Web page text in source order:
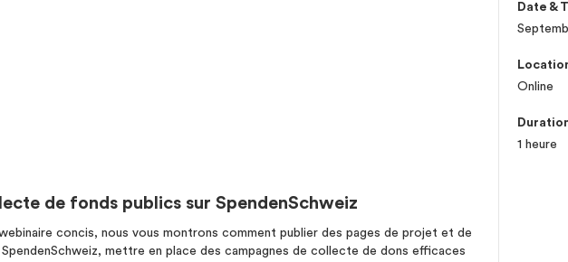
de fonds publics sur SpendenSchweiz
concis, nous vous montrons comment publier des pages de projet et de
mettre en place des campagnes de collecte de dons efficaces
Date &
Online
1 heure